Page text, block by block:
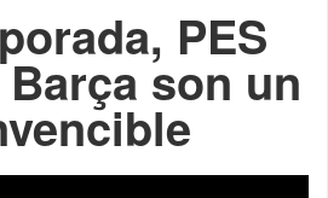
PES
son un